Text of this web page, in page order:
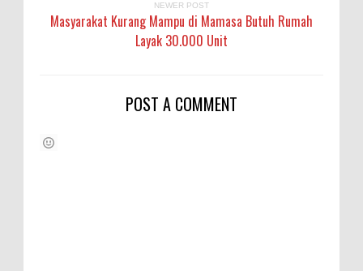
NEWER POST
Masyarakat Kurang Mampu di Mamasa Butuh Rumah
Layak 30.000 Unit
POST A COMMENT